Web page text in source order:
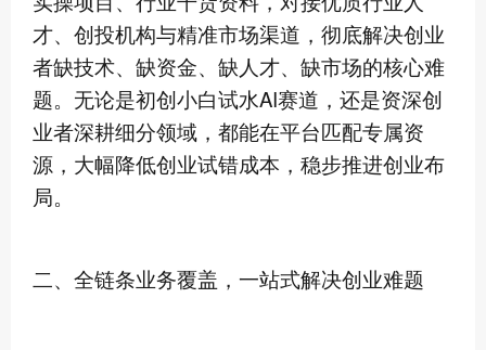
才、创投机构与精准市场渠道，彻底解决创业
者缺技术、缺资金、缺人才、缺市场的核心难
题。无论是初创小白试水AI赛道，还是资深创
业者深耕细分领域，都能在平台匹配专属资
源，大幅降低创业试错成本，稳步推进创业布
局。
二、全链条业务覆盖，一站式解决创业难题